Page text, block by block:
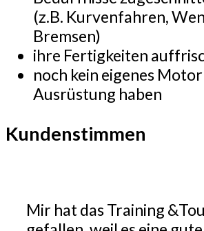
(z.B. Kurvenfahren,
Bremsen)
ihre Fertigkeiten
noch kein eigenes
Ausrüstung haben
Kundenstimmen
Mir hat das Training